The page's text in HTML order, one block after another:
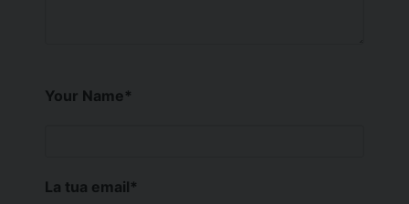
Your Name*
La tua email*